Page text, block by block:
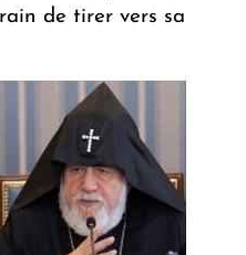
de tirer vers sa